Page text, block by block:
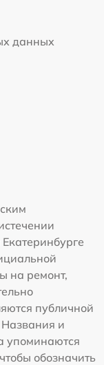
данных
на ремонт,
публичной
и
упоминаются
обозначить